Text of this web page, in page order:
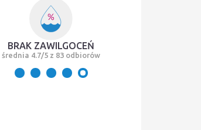
BRAK ZAWILGOCEŃ
średnia 4.7/5 z 83 odbiorów